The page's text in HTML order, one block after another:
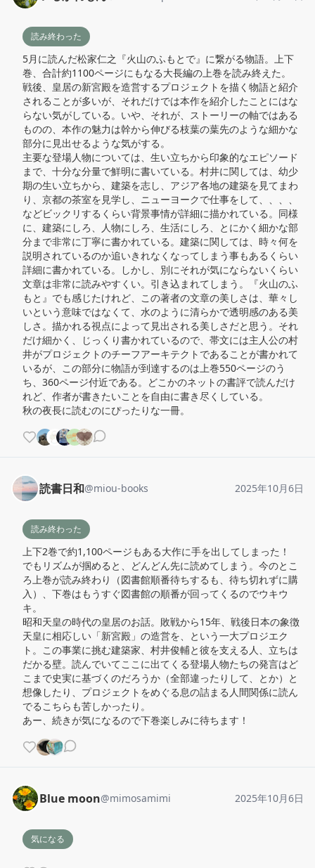
読み終わった
5月に読んだ松家仁之『火山のふもとで』に繋がる物語。上下
巻、合計約1100ページにもなる大長編の上巻を読み終えた。
戦後、皇居の新宮殿を造営するプロジェクトを描く物語と紹介
されることが多いが、それだけでは本作を紹介したことにはな
らない気がしている。いや、それが、ストーリーの軸ではある
ものの、本作の魅力は幹から伸びる枝葉の葉先のような細かな
部分に見出せるような気がする。
主要な登場人物については、生い立ちから印象的なエピソード
まで、十分な分量で鮮明に書いている。村井に関しては、幼少
期の生い立ちから、建築を志し、アジア各地の建築を見てまわ
り、京都の茶室を見学し、ニューヨークで仕事をして、、、、
などビックリするくらい背景事情が詳細に描かれている。同様
に、建築にしろ、人物にしろ、生活にしろ、とにかく細かな部
分まで非常に丁寧に書かれている。建築に関しては、時々何を
説明されているのか追いきれなくなってしまう事もあるくらい
詳細に書かれている。しかし、別にそれが気にならないくらい
文章は非常に読みやすくい。引き込まれてしまう。『火山のふ
もと』でも感じたけれど、この著者の文章の美しさは、華々し
いという意味ではなくて、水のように清らかで透明感のある美
しさ。描かれる視点によって見出される美しさだと思う。それ
だけ細かく、じっくり書かれているので、帯文には主人公の村
井がプロジェクトのチーフアーキテクトであることが書かれて
いるが、この部分に物語が到達するのは上巻550ページのう
ち、360ページ付近である。どこかのネットの書評で読んだけ
れど、作者が書きたいことを自由に書き尽くしている。
秋の夜長に読むのにぴったりな一冊。
読書日和@miou-books 2025年10月6日
読み終わった
上下2巻で約1,100ページもある大作に手を出してしまった！
でもリズムが掴めると、どんどん先に読めてしまう。今のとこ
ろ上巻が読み終わり（図書館順番待ちするも、待ち切れずに購
入）、下巻はもうすぐ図書館の順番が回ってくるのでウキウ
キ。
昭和天皇の時代の皇居のお話。敗戦から15年、戦後日本の象徴
天皇に相応しい「新宮殿」の造営を、という一大プロジエク
ト。この事業に挑む建築家、村井俊輔と彼を支える人、立ちは
だかる壁。読んでいてここに出てくる登場人物たちの発言はど
こまで史実に基づくのだろうか（全部違ったりして、とか）と
想像したり、プロジェクトをめぐる息の詰まる人間関係に読ん
でるこちらも苦しかったり。
あー、続きが気になるので下巻楽しみに待ちます！
Blue moon@mimosamimi 2025年10月6日
気になる